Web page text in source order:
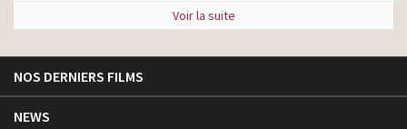
Voir la suite
NOS DERNIERS FILMS
NEWS